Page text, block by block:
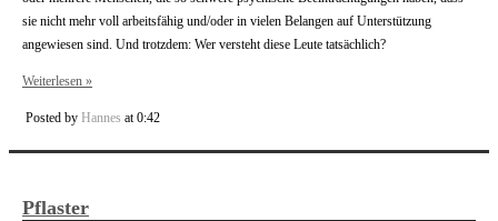
sie nicht mehr voll arbeitsfähig und/oder in vielen Belangen auf Unterstützung
angewiesen sind. Und trotzdem: Wer versteht diese Leute tatsächlich?
Weiterlesen »
Posted by Hannes at 0:42
Pflaster